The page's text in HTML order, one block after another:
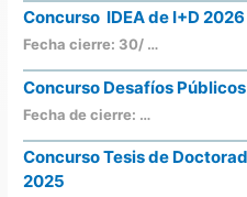
Concurso IDEA de I+D 2026
Fecha cierre: 30/ …
Concurso Desafíos
Fecha de cierre: …
Concurso Tesis de
2025